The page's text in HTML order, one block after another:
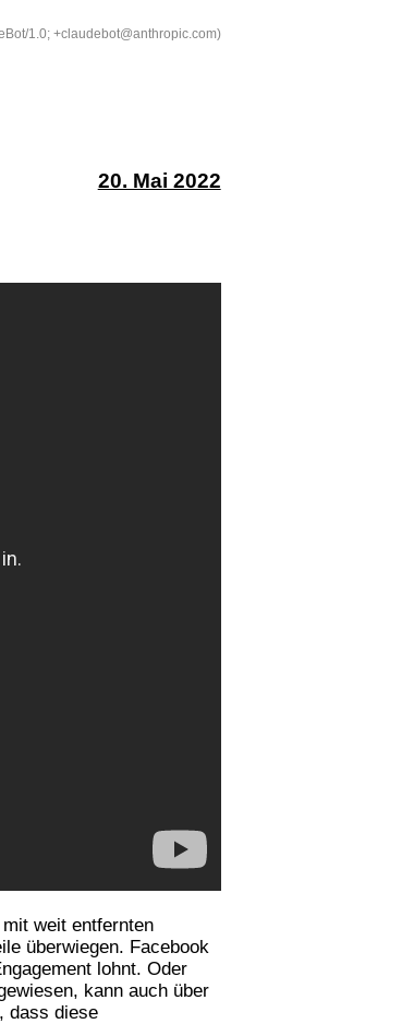
1.0; +claudebot@anthropic.com)
20. Mai 2022
weit entfernten
überwiegen. Facebook
lohnt. Oder
kann auch über
dass diese